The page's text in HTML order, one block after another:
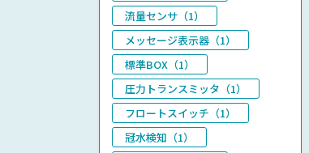
流量センサ（1）
メッセージ表示器（1）
標準BOX（1）
圧力トランスミッタ（1）
フロートスイッチ（1）
冠水検知（1）